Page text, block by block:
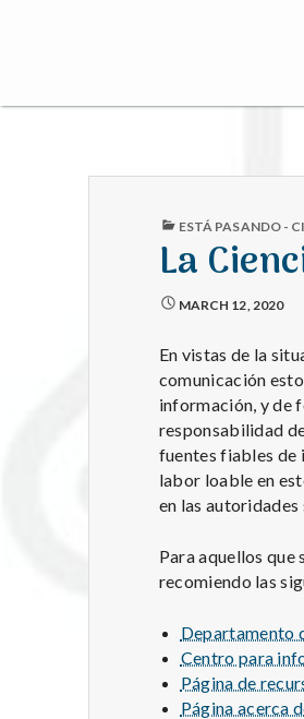
PUBLISHED
ESTÁ PASANDO -
La
MARCH 12, 2020
En vistas de la
comunicación
información, y de
responsabilidad
fuentes fiables de
labor loable en
en las autoridades
Para aquellos que
recomiendo las
Departamento
Centro para
Página de
Página acerca